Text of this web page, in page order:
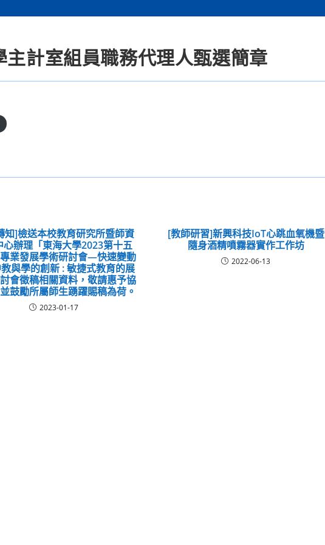
計室組員職務代理人甄選簡章
知]檢送本校教育研究所暨師資
心辦理「東海大學2023第十五
業發展學術研討會—快速變動
與學的創新 : 敏捷式教育的展
會徵稿相關資料，敬請惠予協
鼓勵所屬師生踴躍賜稿為荷。
2023-01-17
[教師研習]新興科技IoT心跳血氧機暨
隨身酒精噴霧器實作工作坊
2022-06-13